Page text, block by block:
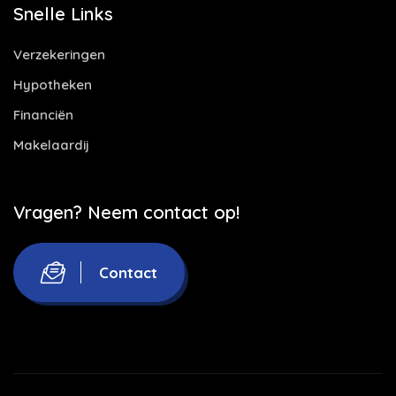
Snelle Links
Verzekeringen
Hypotheken
Financiën
Makelaardij
Vragen? Neem contact op!
Contact